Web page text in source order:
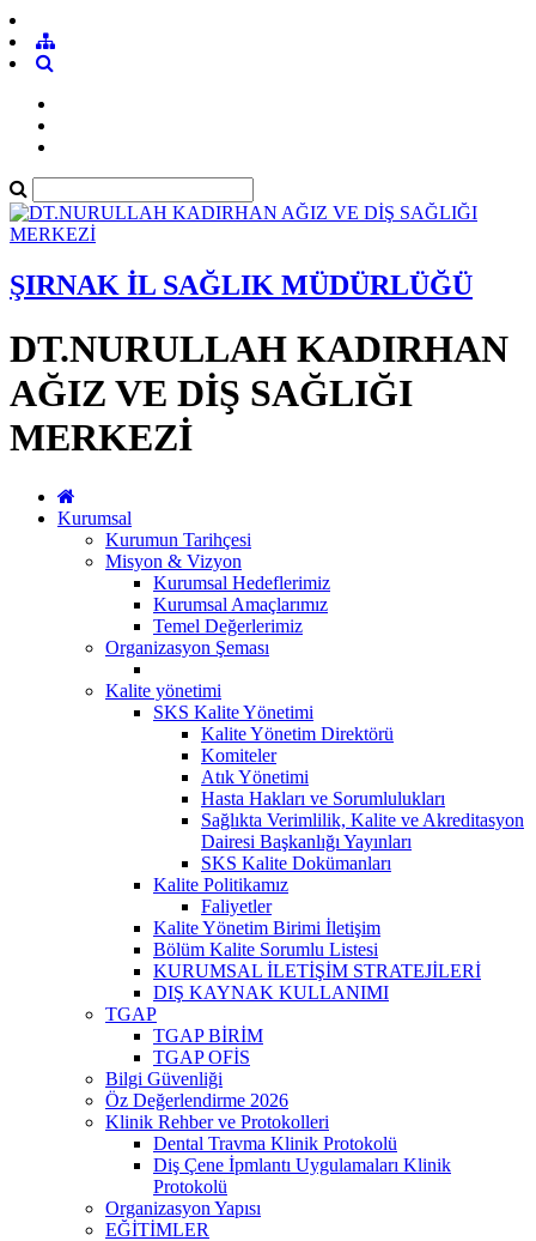
ŞIRNAK İL SAĞLIK MÜDÜRLÜĞÜ
DT.NURULLAH KADIRHAN
AĞIZ VE DİŞ SAĞLIĞI
MERKEZİ
Kurumsal
Kurumun Tarihçesi
Misyon & Vizyon
Kurumsal Hedeflerimiz
Kurumsal Amaçlarımız
Temel Değerlerimiz
Organizasyon Şeması
Kalite yönetimi
SKS Kalite Yönetimi
Kalite Yönetim Direktörü
Komiteler
Atık Yönetimi
Hasta Hakları ve Sorumlulukları
Sağlıkta Verimlilik, Kalite ve Akreditasyon
Dairesi Başkanlığı Yayınları
SKS Kalite Dokümanları
Kalite Politikamız
Faliyetler
Kalite Yönetim Birimi İletişim
Bölüm Kalite Sorumlu Listesi
KURUMSAL İLETİŞİM STRATEJİLERİ
DIŞ KAYNAK KULLANIMI
TGAP
TGAP BİRİM
TGAP OFİS
Bilgi Güvenliği
Öz Değerlendirme 2026
Klinik Rehber ve Protokolleri
Dental Travma Klinik Protokolü
Diş Çene İpmlantı Uygulamaları Klinik
Protokolü
Organizasyon Yapısı
EĞİTİMLER